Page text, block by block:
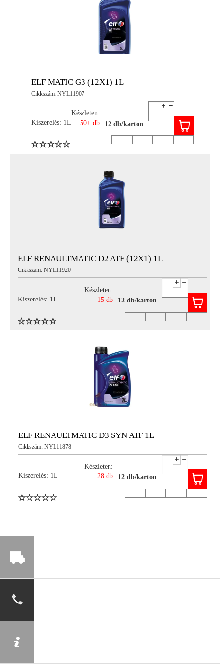
ELF MATIC G3 (12X1) 1L
Cikkszám: NYL11907
Kiszerelés: 1L
Készleten:
50+ db
12 db/karton
ELF RENAULTMATIC D2 ATF (12X1) 1L
Cikkszám: NYL11920
Kiszerelés: 1L
Készleten:
15 db
12 db/karton
ELF RENAULTMATIC D3 SYN ATF 1L
Cikkszám: NYL11878
Kiszerelés: 1L
Készleten:
28 db
12 db/karton